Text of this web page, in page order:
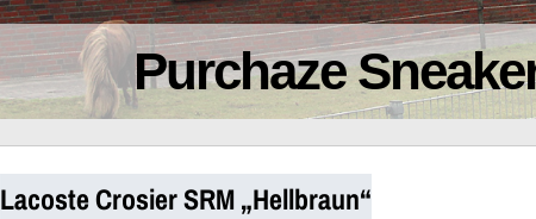
Purchaze
Lacoste Crosier SRM „Hellbraun“